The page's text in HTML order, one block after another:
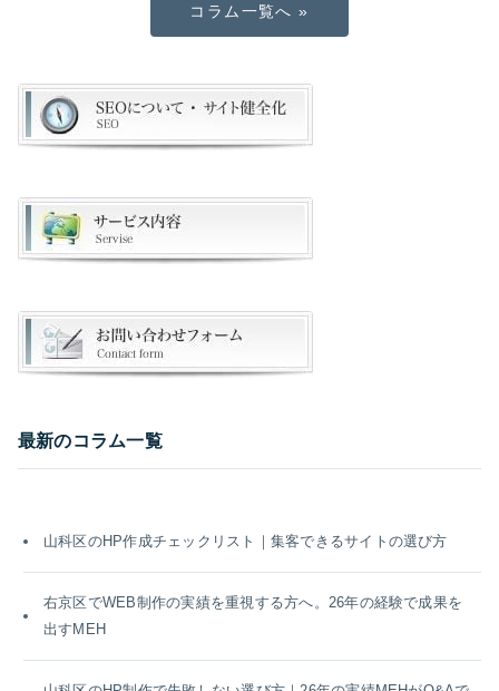
コラム一覧へ »
最新のコラム一覧
山科区のHP作成チェックリスト｜集客できるサイトの選び方
右京区でWEB制作の実績を重視する方へ。26年の経験で成果を
出すMEH